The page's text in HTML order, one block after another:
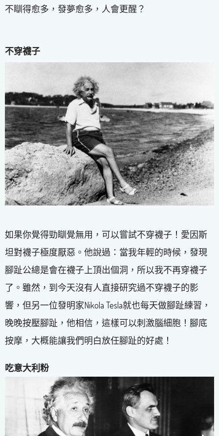
不瞓得愈多，發夢愈多，人會更醒？
不穿襪子
如果你覺得勁瞓覺無用，可以嘗試不穿襪子！愛因斯
坦對襪子極度厭惡。他說過：當我年輕的時候，發現
腳趾公總是會在襪子上頂出個洞，所以我不再穿襪子
了。雖然，到今天沒有人直接研究過不穿襪子的影
響，但另一位發明家Nikola Tesla就也每天做腳趾練習，
晚晚按壓腳趾，他相信，這樣可以刺激腦細胞！腳底
按摩，大概能讓我們明白放任腳趾的好處！
吃意大利粉